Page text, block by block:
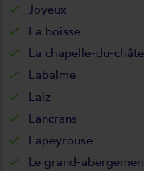
Joyeux
La boisse
La chapelle-du-
Labalme
Laiz
Lancrans
Lapeyrouse
Le grand-